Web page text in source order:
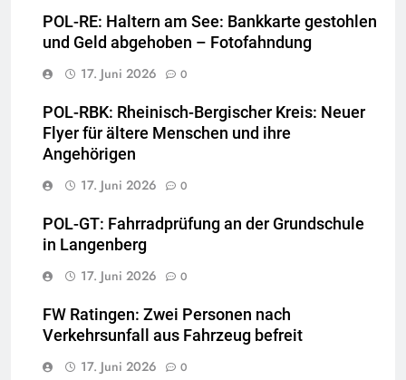
POL-RE: Haltern am See: Bankkarte gestohlen
und Geld abgehoben – Fotofahndung
17. Juni 2026
0
POL-RBK: Rheinisch-Bergischer Kreis: Neuer
Flyer für ältere Menschen und ihre
Angehörigen
17. Juni 2026
0
POL-GT: Fahrradprüfung an der Grundschule
in Langenberg
17. Juni 2026
0
FW Ratingen: Zwei Personen nach
Verkehrsunfall aus Fahrzeug befreit
17. Juni 2026
0